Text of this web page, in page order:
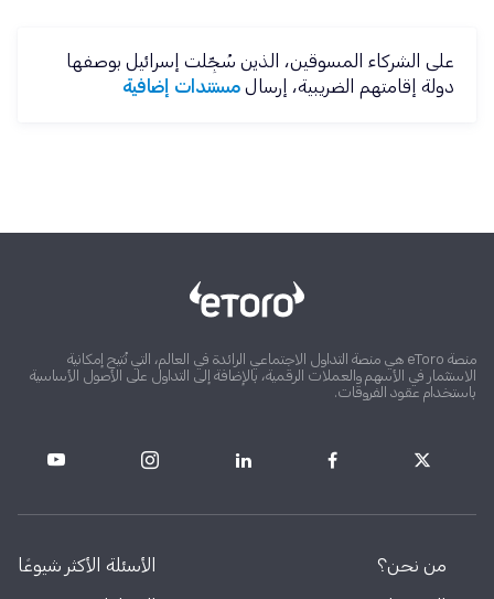
على الشركاء المسوقين، الذين سُجِّلت إسرائيل بوصفها
دولة إقامتهم الضريبية، إرسال مستندات إضافية
منصة eToro هي منصة التداول الاجتماعي الرائدة في العالم، التي تُتيح إمكانية
الاستثمار في الأسهم والعملات الرقمية، بالإضافة إلى التداول على الأصول الأساسية
باستخدام عقود الفروقات.
من نحن؟ الأسئلة الأكثر شيوعًا